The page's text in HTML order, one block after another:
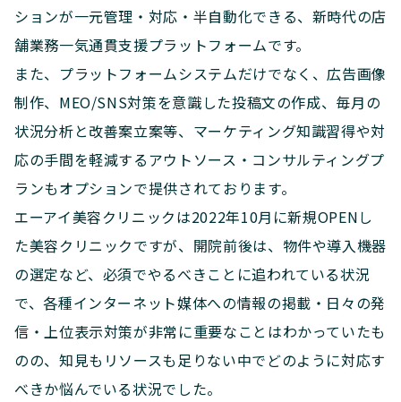
ションが一元管理・対応・半自動化できる、新時代の店
舗業務一気通貫支援プラットフォームです。
また、プラットフォームシステムだけでなく、広告画像
制作、MEO/SNS対策を意識した投稿文の作成、毎月の
状況分析と改善案立案等、マーケティング知識習得や対
応の手間を軽減するアウトソース・コンサルティングプ
ランもオプションで提供されております。
エーアイ美容クリニックは2022年10月に新規OPENし
た美容クリニックですが、開院前後は、物件や導入機器
の選定など、必須でやるべきことに追われている状況
で、各種インターネット媒体への情報の掲載・日々の発
信・上位表示対策が非常に重要なことはわかっていたも
のの、知見もリソースも足りない中でどのように対応す
べきか悩んでいる状況でした。